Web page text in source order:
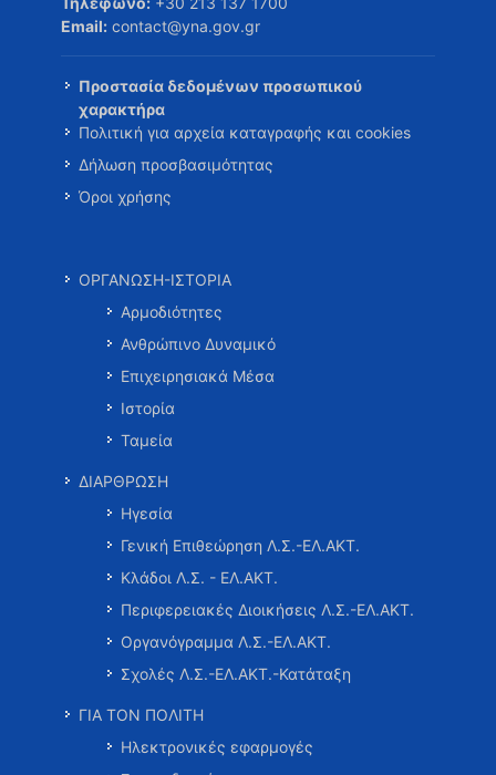
Email: contact@yna.gov.gr
Προστασία δεδομένων προσωπικού
χαρακτήρα
Πολιτική για αρχεία καταγραφής και cookies
Δήλωση προσβασιμότητας
Όροι χρήσης
ΟΡΓΑΝΩΣΗ-ΙΣΤΟΡΙΑ
Αρμοδιότητες
Ανθρώπινο Δυναμικό
Επιχειρησιακά Μέσα
Ιστορία
Ταμεία
ΔΙΑΡΘΡΩΣΗ
Ηγεσία
Γενική Επιθεώρηση Λ.Σ.-ΕΛ.ΑΚΤ.
Κλάδοι Λ.Σ. - ΕΛ.ΑΚΤ.
Περιφερειακές Διοικήσεις Λ.Σ.-ΕΛ.ΑΚΤ.
Οργανόγραμμα Λ.Σ.-ΕΛ.ΑΚΤ.
Σχολές Λ.Σ.-ΕΛ.ΑΚΤ.-Κατάταξη
ΓΙΑ ΤΟΝ ΠΟΛΙΤΗ
Ηλεκτρονικές εφαρμογές